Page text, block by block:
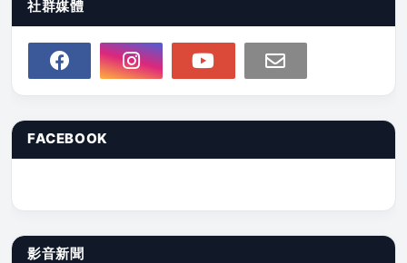
社群媒體
FACEBOOK
影音新聞